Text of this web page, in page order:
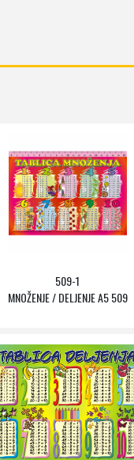
509-1
MNOŽENJE / DELJENJE A5 509